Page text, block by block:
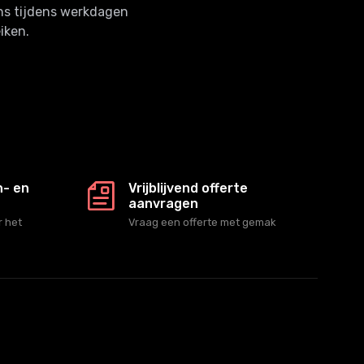
tijdens werkdagen
en
het
Vrijblijvend offerte
aanvragen
Vraag een offerte met gemak